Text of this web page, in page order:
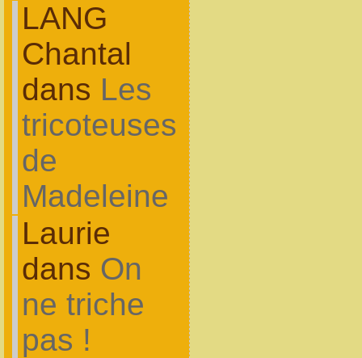
LANG
Chantal
dans Les
tricoteuses
de
Madeleine
Laurie
dans On
ne triche
pas !